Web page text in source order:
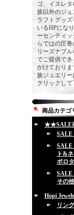
ゴ、イスレ
族以外のジュ
ラフトグッ
いるHPにな
ーセンティ
らではの圧巻
リーズナブ
でご提供で
がけており
族ジュエリー
クリックして
商品カテゴ
★★SALE
ト&
ボロ
その他
Hopi
リング